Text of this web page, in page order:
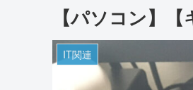
【パソコン】
IT関連